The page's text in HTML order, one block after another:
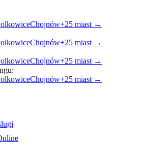
Chojnów+25 miast →
Chojnów+25 miast →
Chojnów+25 miast →
:
Chojnów+25 miast →